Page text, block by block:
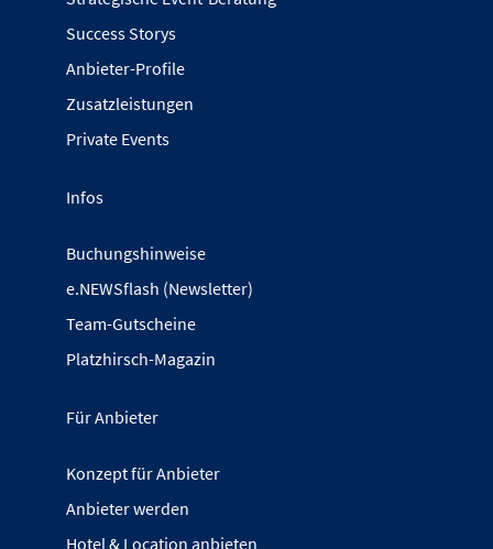
Success Storys
Anbieter-Profile
Zusatzleistungen
Private Events
Infos
Buchungshinweise
e.NEWSflash (Newsletter)
Team-Gutscheine
Platzhirsch-Magazin
Für Anbieter
Konzept für Anbieter
Anbieter werden
Hotel & Location anbieten